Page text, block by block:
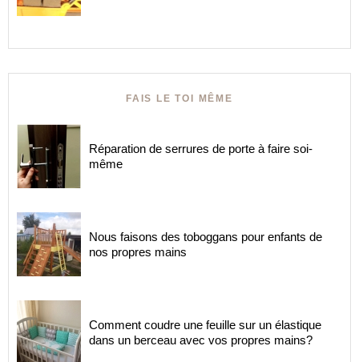
FAIS LE TOI MÊME
Réparation de serrures de porte à faire soi-
même
Nous faisons des toboggans pour enfants de
nos propres mains
Comment coudre une feuille sur un élastique
dans un berceau avec vos propres mains?